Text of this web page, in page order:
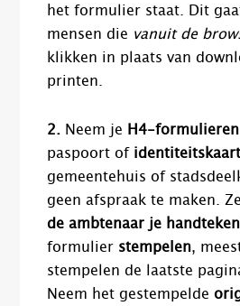
het formulier staat. Dit
mensen die vanuit de
klikken in plaats van
printen.
2. Neem je H4-formulieren
paspoort of identiteitskaart
gemeentehuis of
geen afspraak te maken.
de ambtenaar je
formulier stempelen,
stempelen de laatste
Neem het gestempelde